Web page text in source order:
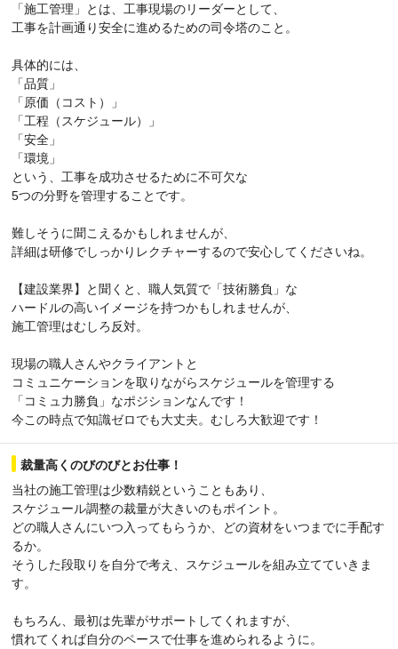
「施工管理」とは、工事現場のリーダーとして、
工事を計画通り安全に進めるための司令塔のこと。
具体的には、
「品質」
「原価（コスト）」
「工程（スケジュール）」
「安全」
「環境」
という、工事を成功させるために不可欠な
5つの分野を管理することです。
難しそうに聞こえるかもしれませんが、
詳細は研修でしっかりレクチャーするので安心してくださいね。
【建設業界】と聞くと、職人気質で「技術勝負」な
ハードルの高いイメージを持つかもしれませんが、
施工管理はむしろ反対。
現場の職人さんやクライアントと
コミュニケーションを取りながらスケジュールを管理する
「コミュ力勝負」なポジションなんです！
今この時点で知識ゼロでも大丈夫。むしろ大歓迎です！
裁量高くのびのびとお仕事！
当社の施工管理は少数精鋭ということもあり、
スケジュール調整の裁量が大きいのもポイント。
どの職人さんにいつ入ってもらうか、どの資材をいつまでに手配す
るか。
そうした段取りを自分で考え、スケジュールを組み立てていきま
す。
もちろん、最初は先輩がサポートしてくれますが、
慣れてくれば自分のペースで仕事を進められるように。